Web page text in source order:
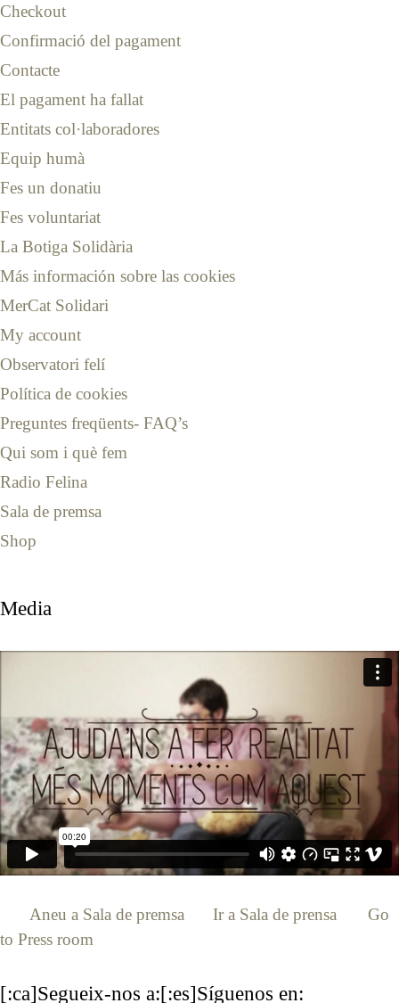
Checkout
Confirmació del pagament
Contacte
El pagament ha fallat
Entitats col·laboradores
Equip humà
Fes un donatiu
Fes voluntariat
La Botiga Solidària
Más información sobre las cookies
MerCat Solidari
My account
Observatori felí
Política de cookies
Preguntes freqüents- FAQ’s
Qui som i què fem
Radio Felina
Sala de premsa
Shop
Media
Aneu a Sala de premsa Ir a Sala de prensa
Go
to Press room
[:ca]Segueix-nos a:[:es]Síguenos en: